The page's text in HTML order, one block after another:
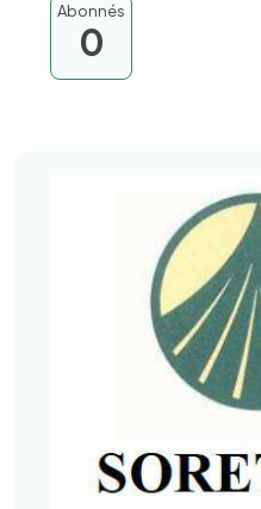
Abonnés
0